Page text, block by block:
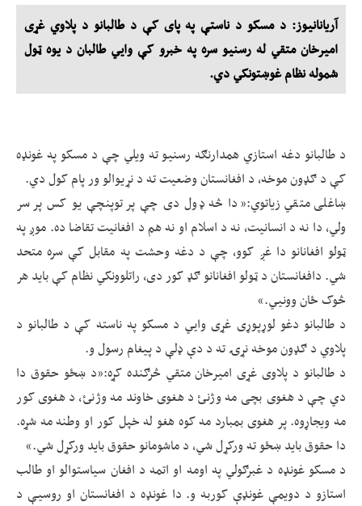
آریانانیوز: د مسکو د ناستې په پای کې د طالبانو د پلاوي غړی
امیرخان متقي له رسنیو سره په خبرو کې وايي طالبان د یوه ټول
شموله نظام غوښتونکي دي.
د طالبانو دغه استازي همدارنګه رسنیو ته ویلي چې د مسکو په غونډه
کې د ګډون موخه، د افغانستان وضعیت ته د نړیوالو ور پام کول دي.
ښاغلی متقي زیاتوي:«دا څه ډول دی چې پر توپنچې یو کس پر سر
ولي، دا نه د انسانیت، نه د اسلام او نه هم د افغانیت تقاضا ده. موږ په
ټولو افغانانو دا غږ کوو، چې د دغه وحشت په مقابل کې سره متحد
شي. دافغانستان د ټولو افغانانو ګډ کور دی، راتلوونکي نظام کې باید هر
څوک ځان وونیي.»
د طالبانو دغو لوړپوړی غړی وايي د مسکو په ناسته کې د طالبانو د
پلاوي د ګډون موخه نړۍ ته د دې ډلې د پيغام رسول و.
د طالبانو د پلاوی غړی امیرخان متقي څرګنده کړه:«د ښځو حقوق دا
دي چې د هغوی بچی مه وژنئ د هغوی خاوند مه وژنئ، د هغوی کور
مه ویجاړوه. پر هغوی بمبارد مه کوه هغو له خپل کور او وطنه مه شړه.
دا حقوق باید ښځو ته ورکړل شي، د ماشومانو حقوق باید ورکړل شي.»
د مسکو غونډه د غبرګولي په اومه او اتمه د افغان سیاستوالو او طالب
استازو د دویمې غونډې کوربه و. دا غونډه د افغانستان او روسیې د